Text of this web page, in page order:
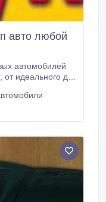
авто любой
автомобилей
Выкуп
кредита в